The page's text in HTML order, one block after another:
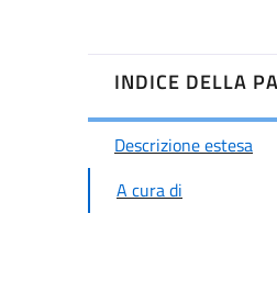
INDICE DELLA
Descrizione estesa
A cura di